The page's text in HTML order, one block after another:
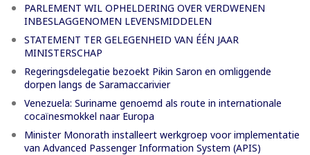
PARLEMENT WIL OPHELDERING OVER VERDWENEN
INBESLAGGENOMEN LEVENSMIDDELEN
STATEMENT TER GELEGENHEID VAN ÉÉN JAAR
MINISTERSCHAP
Regeringsdelegatie bezoekt Pikin Saron en omliggende
dorpen langs de Saramaccarivier
Venezuela: Suriname genoemd als route in internationale
cocaïnesmokkel naar Europa
Minister Monorath installeert werkgroep voor implementatie
van Advanced Passenger Information System (APIS)